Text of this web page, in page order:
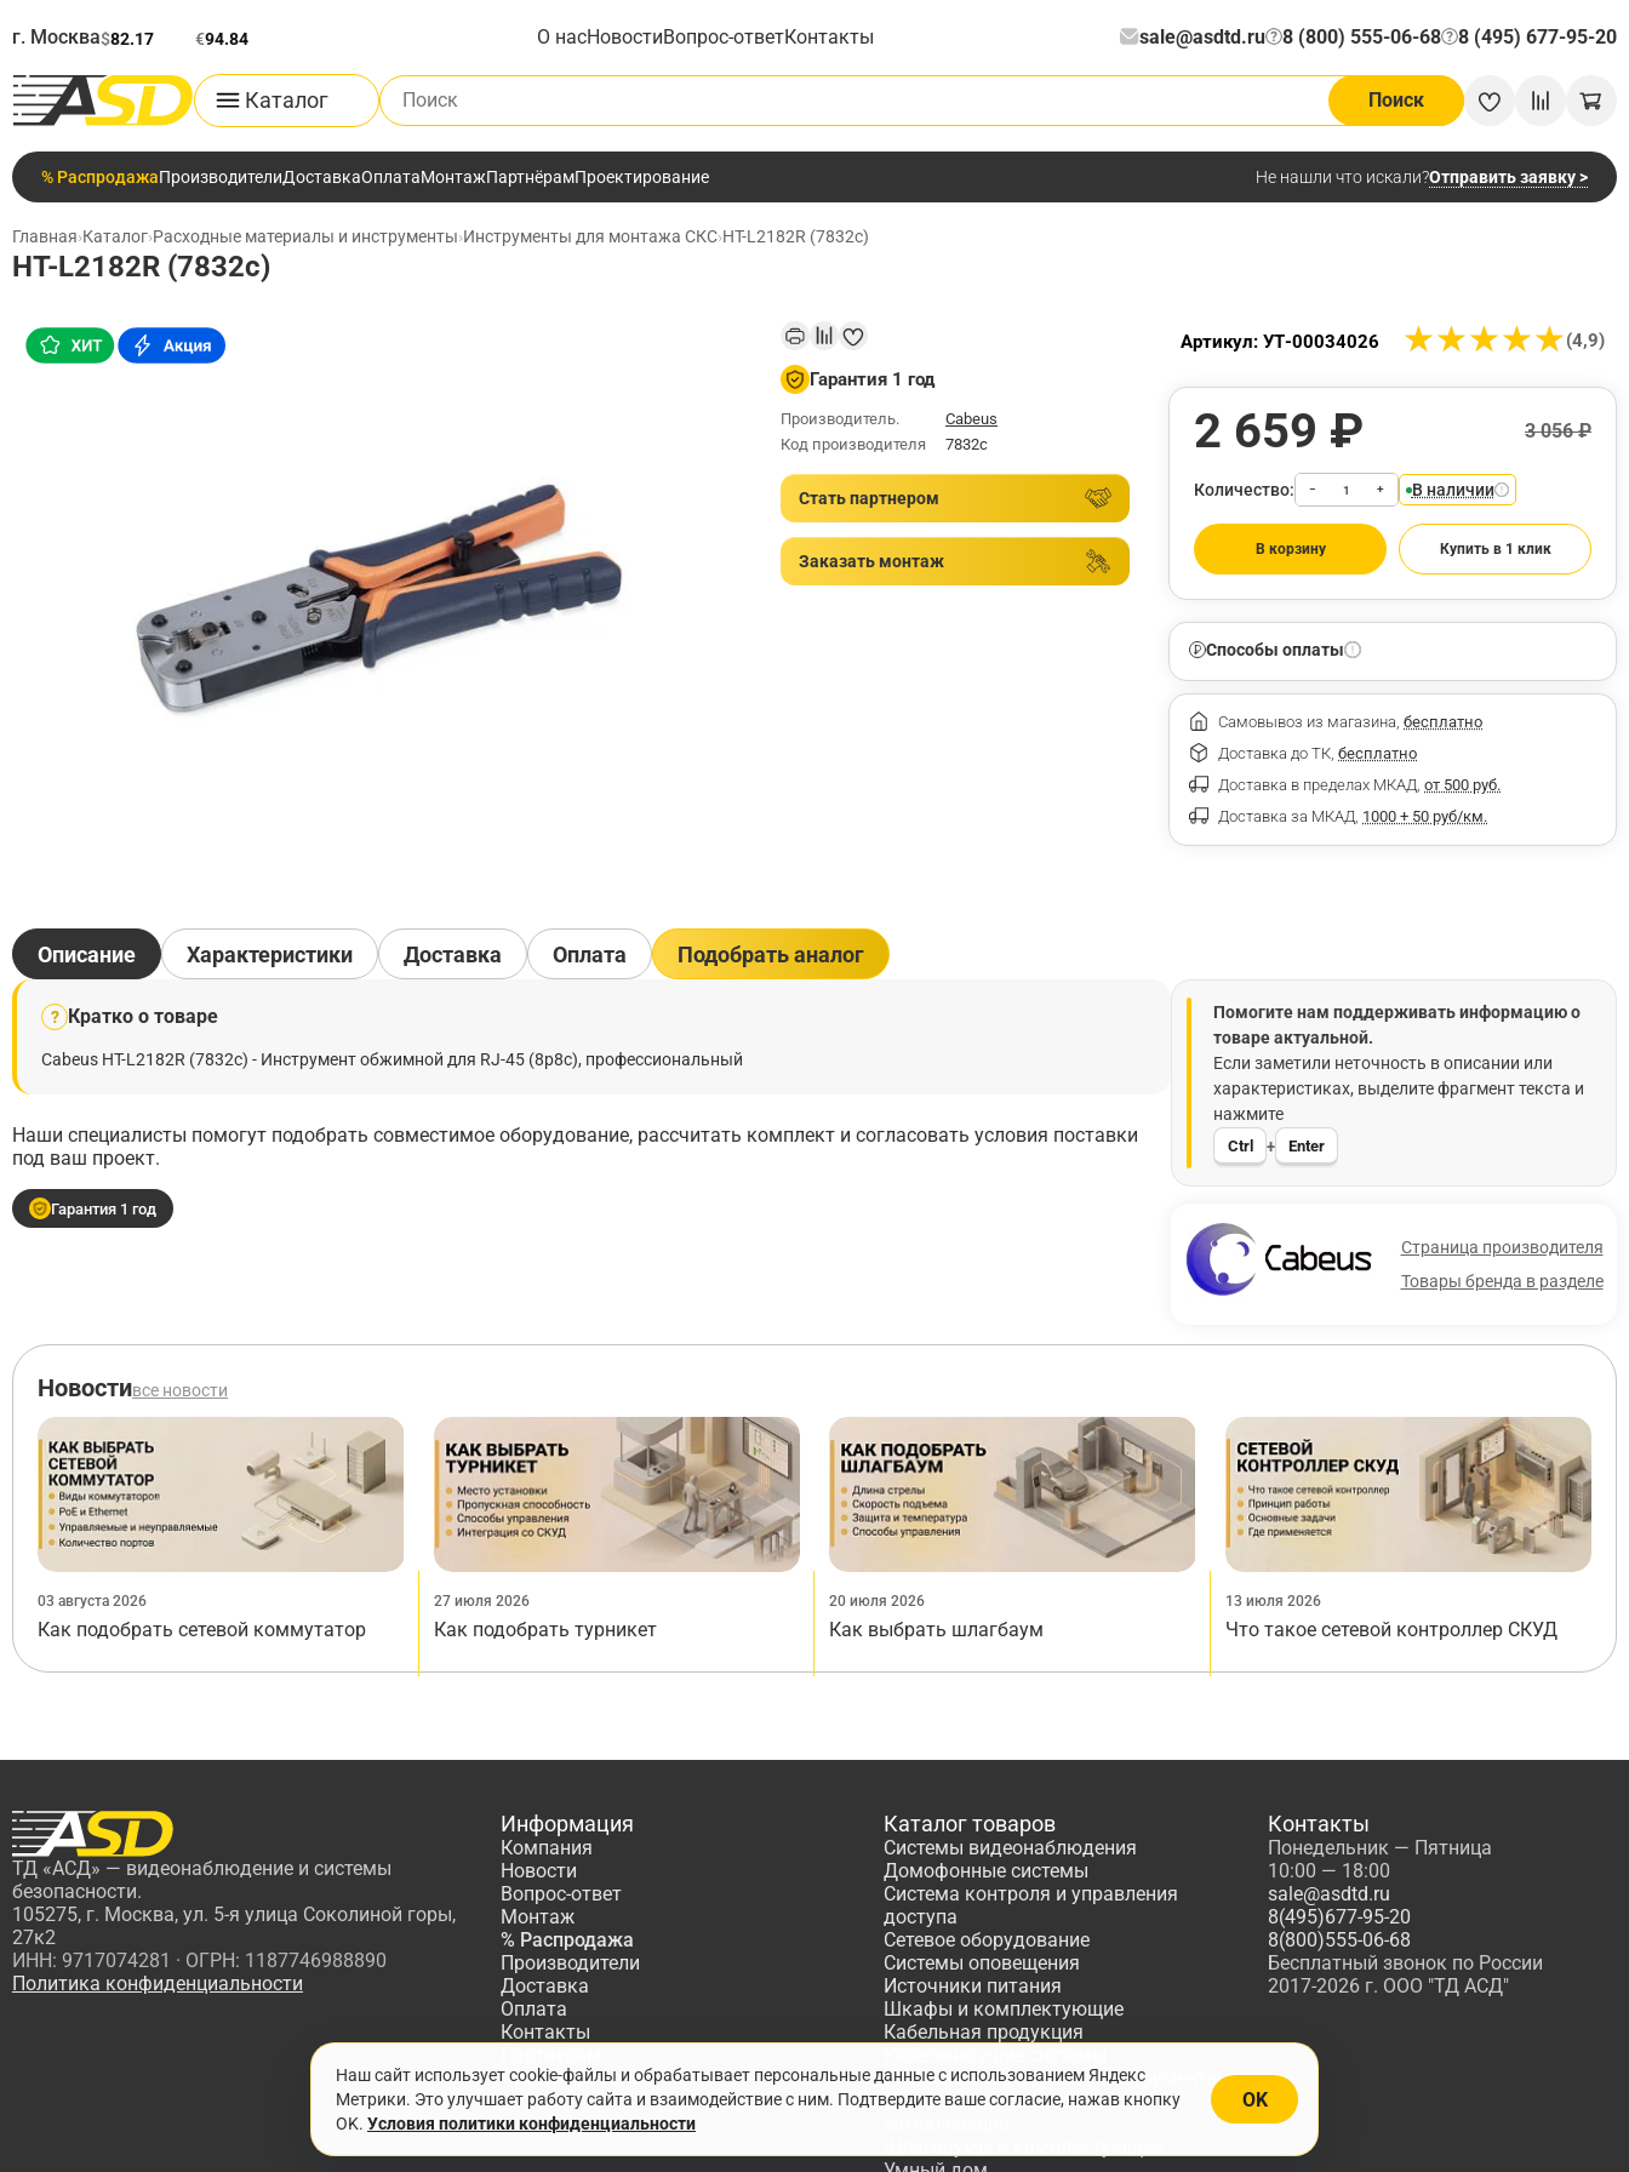
г. Москва$82.17 €94.84 О насНовостиВопрос-ответКонтакты sale@asdtd.ru 8 (800) 555-06-68
? 8 (495) 677-95-20
?
Каталог
Поиск по каталогу
Поиск
% РаспродажаПроизводителиДоставкаОплатаМонтажПартнёрамПроектирование Не нашли что искали?Отправить заявку >
Главная›Каталог›Расходные материалы и инструменты›Инструменты для монтажа СКС›HT-L2182R (7832c)
HT-L2182R (7832c)
Гарантия 1 год
Производитель.
Cabeus
Код производителя
7832c
Стать партнером
Заказать монтаж
★★★★★
★★★★★(4,9)
Артикул: УТ-00034026
2 659 ₽ 3 056 ₽
Количество: − + В наличии
В корзину Купить в 1 клик
Способы оплаты
Самовывоз из магазина, бесплатно
Доставка до ТК, бесплатно
Доставка в пределах МКАД, от 500 руб.
Доставка за МКАД, 1000 + 50 руб/км.
Описание
? Кратко о товаре
Cabeus HT-L2182R (7832c) - Инструмент обжимной для RJ-45 (8р8с), профессиональный
Наши специалисты помогут подобрать совместимое оборудование, рассчитать комплект и согласовать условия поставки
под ваш проект.
Гарантия 1 год
Помогите нам поддерживать информацию о
товаре актуальной.
Если заметили неточность в описании или
характеристиках, выделите фрагмент текста и
нажмите
Ctrl + Enter
Страница производителя
Товары бренда в разделе
Характеристики Доставка Оплата Подобрать аналог
Новостивсе новости
03 августа 2026
Как подобрать сетевой коммутатор
27 июля 2026
Как подобрать турникет
20 июля 2026
Как выбрать шлагбаум
13 июля 2026
Что такое сетевой контроллер СКУД
ТД «АСД» — видеонаблюдение и системы
безопасности.
105275, г. Москва, ул. 5-я улица Соколиной горы,
27к2
ИНН: 9717074281 · ОГРН: 1187746988890
Политика конфиденциальности
Информация
Компания
Новости
Вопрос-ответ
Монтаж
% Распродажа
Производители
Доставка
Оплата
Контакты
Проектирование
Каталог товаров
Системы видеонаблюдения
Домофонные системы
Система контроля и управления
доступа
Сетевое оборудование
Системы оповещения
Источники питания
Шкафы и комплектующие
Кабельная продукция
Расходные материалы, Инструменты
Системы охранно-пожарной
Контакты
Понедельник — Пятница
10:00 — 18:00
sale@asdtd.ru
8(495)677-95-20
8(800)555-06-68
Бесплатный звонок по России
2017-2026 г. ООО "ТД АСД"
Наш сайт использует cookie-файлы и обрабатывает персональные данные с использованием Яндекс
Метрики. Это улучшает работу сайта и взаимодействие с ним. Подтвердите ваше согласие, нажав кнопку
OK. Условия политики конфиденциальности
OK